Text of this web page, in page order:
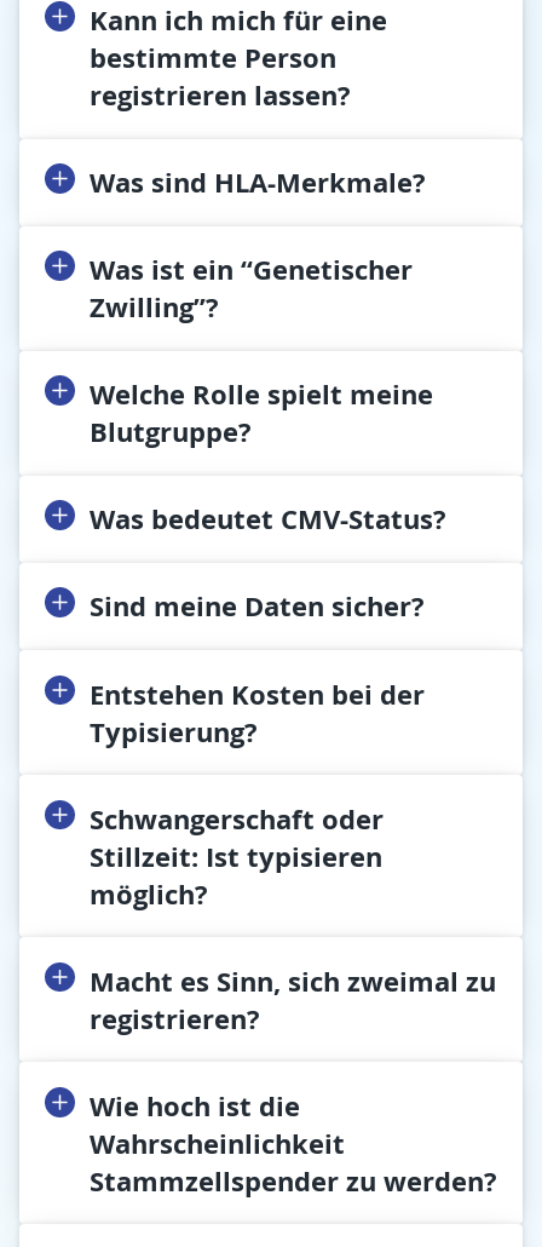
Kann ich mich für eine
bestimmte Person
registrieren lassen?
Was sind HLA-Merkmale?
Was ist ein “Genetischer
Zwilling”?
Welche Rolle spielt meine
Blutgruppe?
Was bedeutet CMV-Status?
Sind meine Daten sicher?
Entstehen Kosten bei der
Typisierung?
Schwangerschaft oder
Stillzeit: Ist typisieren
möglich?
Macht es Sinn, sich zweimal zu
registrieren?
Wie hoch ist die
Wahrscheinlichkeit
Stammzellspender zu werden?